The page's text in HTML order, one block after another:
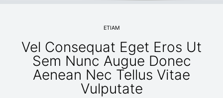
ETIAM
Vel Consequat Eget Eros Ut
Sem Nunc Augue Donec
Aenean Nec Tellus Vitae
Vulputate